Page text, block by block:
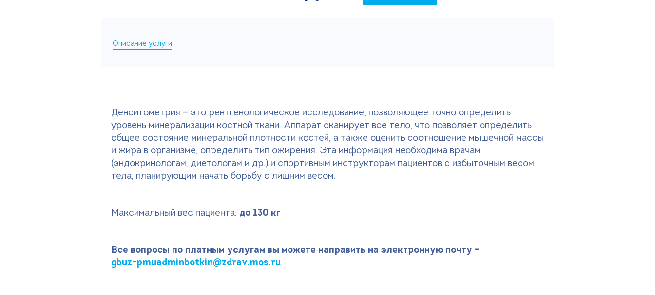
Описание услуги
Денситометрия — это рентгенологическое исследование, позволяющее точно определить
уровень минерализации костной ткани. Аппарат сканирует все тело, что позволяет определить
общее состояние минеральной плотности костей, а также оценить соотношение мышечной массы
и жира в организме, определить тип ожирения. Эта информация необходима врачам
(эндокринологам, диетологам и др.) и спортивным инструкторам пациентов с избыточным весом
тела, планирующим начать борьбу с лишним весом.
Максимальный вес пациента: до 130 кг
Все вопросы по платным услугам вы можете направить на электронную почту -
gbuz-pmuadminbotkin@zdrav.mos.ru